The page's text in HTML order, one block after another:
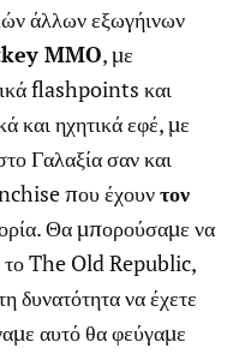
άλλων εξωγήινων
MMO, με
flashpoints και
και ηχητικά εφέ, με
Γαλαξία σαν και
που έχουντον
Θα μπορούσαμε να
το The Old Republic,
να έχετε
αυτό θα φεύγαμε